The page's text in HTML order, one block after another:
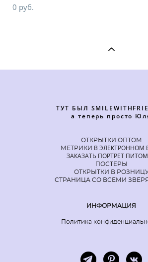
0 pуб.
ТУТ БЫЛ
а теперь просто
ОТКРЫТКИ ОПТОМ
МЕТРИКИ В ЭЛЕКТРОННОМ
ЗАКАЗАТЬ ПОРТРЕТ
ПОСТЕРЫ
ОТКРЫТКИ В
СТРАНИЦА СО ВСЕМИ
ИНФОРМАЦИЯ
Политика